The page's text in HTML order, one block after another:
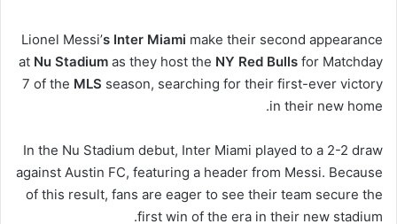
Lionel Messi’s Inter Miami make their second appearance
at Nu Stadium as they host the NY Red Bulls for Matchday
7 of the MLS season, searching for their first-ever victory
in their new home.
In the Nu Stadium debut, Inter Miami played to a 2-2 draw
against Austin FC, featuring a header from Messi. Because
of this result, fans are eager to see their team secure the
first win of the era in their new stadium.